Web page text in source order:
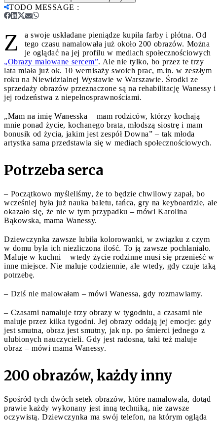
TODO MESSAGE :
Z
a swoje uskładane pieniądze kupiła farby i płótna. Od
tego czasu namalowała już około 200 obrazów. Można
je oglądać na jej profilu w mediach społecznościowych
„Obrazy malowane sercem”. Ale nie tylko, bo przez te trzy
lata miała już ok. 10 wernisaży swoich prac, m.in. w zeszłym
roku na Niewidzialnej Wystawie w Warszawie. Środki ze
sprzedaży obrazów przeznaczone są na rehabilitację Wanessy i
jej rodzeństwa z niepełnosprawnościami.
„Mam na imię Wanesska – mam rodziców, którzy kochają
mnie ponad życie, kochanego brata, młodszą siostrę i mam
bonusik od życia, jakim jest zespół Downa” – tak młoda
artystka sama przedstawia się w mediach społecznościowych.
Potrzeba serca
– Początkowo myśleliśmy, że to będzie chwilowy zapał, bo
wcześniej była już nauka baletu, tańca, gry na keyboardzie, ale
okazało się, że nie w tym przypadku – mówi Karolina
Bąkowska, mama Wanessy.
Dziewczynka zawsze lubiła kolorowanki, w związku z czym
w domu była ich niezliczona ilość. To ją zawsze pochłaniało.
Maluje w kuchni – wtedy życie rodzinne musi się przenieść w
inne miejsce. Nie maluje codziennie, ale wtedy, gdy czuje taką
potrzebę.
– Dziś nie malowałam – mówi Wanessa, gdy rozmawiamy.
– Czasami namaluje trzy obrazy w tygodniu, a czasami nie
maluje przez kilka tygodni. Jej obrazy oddają jej emocje: gdy
jest smutna, obraz jest smutny, jak np. po śmierci jednego z
ulubionych nauczycieli. Gdy jest radosna, taki też maluje
obraz – mówi mama Wanessy.
200 obrazów, każdy inny
Spośród tych dwóch setek obrazów, które namalowała, dotąd
prawie każdy wykonany jest inną techniką, nie zawsze
oczywistą. Dziewczynka ma swój telefon, na którym ogląda